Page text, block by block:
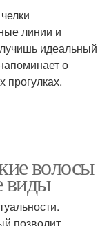
линии и
идеальный
о
прогулках.
волосы
виды
позволит